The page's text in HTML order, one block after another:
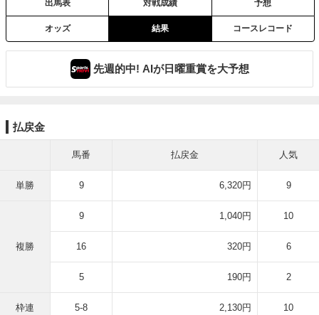
出馬表 対戦成績 予想
オッズ 結果 コースレコード
先週的中! AIが日曜重賞を大予想
払戻金
馬番 払戻金 人気
単勝 9 6,320円 9
複勝
9 1,040円 10
16 320円 6
5 190円 2
枠連 5-8 2,130円 10